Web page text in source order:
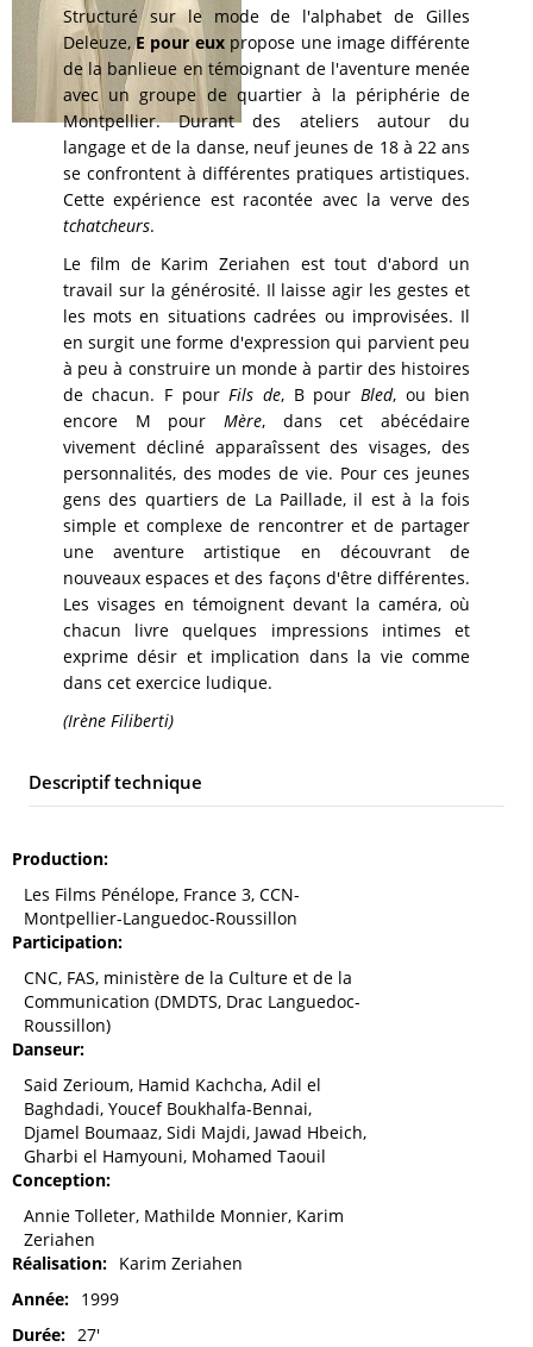
Structuré sur le mode de l'alphabet de Gilles
Deleuze,E pour euxpropose une image différente
de la banlieue en témoignant de l'aventure menée
avec un groupe de quartier à la périphérie de
Montpellier. Durant des ateliers autour du
langage et de la danse, neuf jeunes de 18 à 22 ans
se confrontent à différentes pratiques artistiques.
Cette expérience est racontée avec la verve des
tchatcheurs.
Le film de Karim Zeriahen est tout d'abord un
travail sur la générosité. Il laisse agir les gestes et
les mots en situations cadrées ou improvisées. Il
en surgit une forme d'expression qui parvient peu
à peu à construire un monde à partir des histoires
de chacun. F pourFils de, B pour Bled, ou bien
encore M pour Mère, dans cet abécédaire
vivement décliné apparaîssent des visages, des
personnalités, des modes de vie. Pour ces jeunes
gens des quartiers de La Paillade, il est à la fois
simple et complexe de rencontrer et de partager
une aventure artistique en découvrant de
nouveaux espaces et des façons d'être différentes.
Les visages en témoignent devant la caméra, où
chacun livre quelques impressions intimes et
exprime désir et implication dans la vie comme
dans cet exercice ludique.
(Irène Filiberti)
Descriptif technique
Production
Les Films Pénélope, France 3, CCN-
Montpellier-Languedoc-Roussillon
Participation
CNC, FAS, ministère de la Culture et de la
Communication (DMDTS, Drac Languedoc-
Roussillon)
Danseur
Said Zerioum, Hamid Kachcha, Adil el
Baghdadi, Youcef Boukhalfa-Bennai,
Djamel Boumaaz, Sidi Majdi, Jawad Hbeich,
Gharbi el Hamyouni, Mohamed Taouil
Conception
Annie Tolleter, Mathilde Monnier, Karim
Zeriahen
Réalisation
Karim Zeriahen
Année
1999
Durée
27'